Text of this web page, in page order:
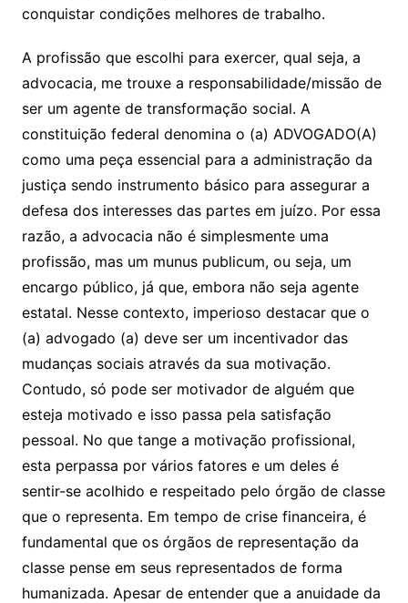
conquistar condições melhores de trabalho.
A profissão que escolhi para exercer, qual seja, a
advocacia, me trouxe a responsabilidade/missão de
ser um agente de transformação social. A
constituição federal denomina o (a) ADVOGADO(A)
como uma peça essencial para a administração da
justiça sendo instrumento básico para assegurar a
defesa dos interesses das partes em juízo. Por essa
razão, a advocacia não é simplesmente uma
profissão, mas um munus publicum, ou seja, um
encargo público, já que, embora não seja agente
estatal. Nesse contexto, imperioso destacar que o
(a) advogado (a) deve ser um incentivador das
mudanças sociais através da sua motivação.
Contudo, só pode ser motivador de alguém que
esteja motivado e isso passa pela satisfação
pessoal. No que tange a motivação profissional,
esta perpassa por vários fatores e um deles é
sentir-se acolhido e respeitado pelo órgão de classe
que o representa. Em tempo de crise financeira, é
fundamental que os órgãos de representação da
classe pense em seus representados de forma
humanizada. Apesar de entender que a anuidade da